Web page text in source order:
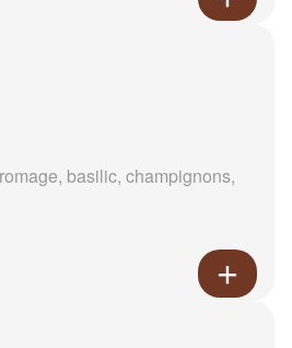
basilic, champignons,